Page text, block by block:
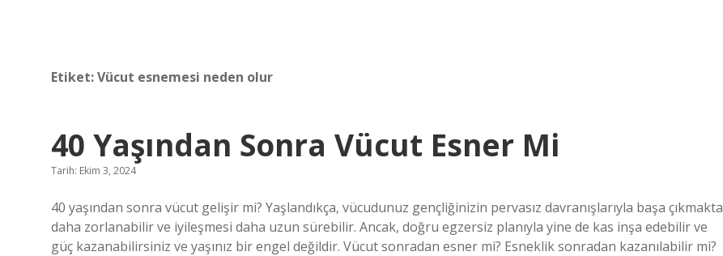
Etiket:Vücut esnemesi neden olur
40 Yaşından Sonra Vücut Esner Mi
Tarih: Ekim 3, 2024
40 yaşından sonra vücut gelişir mi? Yaşlandıkça, vücudunuz gençliğinizin pervasız davranışlarıyla başa çıkmakta
daha zorlanabilir ve iyileşmesi daha uzun sürebilir. Ancak, doğru egzersiz planıyla yine de kas inşa edebilir ve
güç kazanabilirsiniz ve yaşınız bir engel değildir. Vücut sonradan esner mi? Esneklik sonradan kazanılabilir mi?